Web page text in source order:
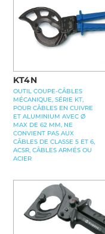
KT4N
OUTIL COUPE-CÂBLES
MÉCANIQUE, SÉRIE KT,
POUR CÂBLES EN CUIVRE
ET ALUMINIUM AVEC Ø
MAX DE 62 MM, NE
CONVIENT PAS AUX
CÂBLES DE CLASSE 5 ET 6,
ACSR, CÂBLES ARMÉS OU
ACIER